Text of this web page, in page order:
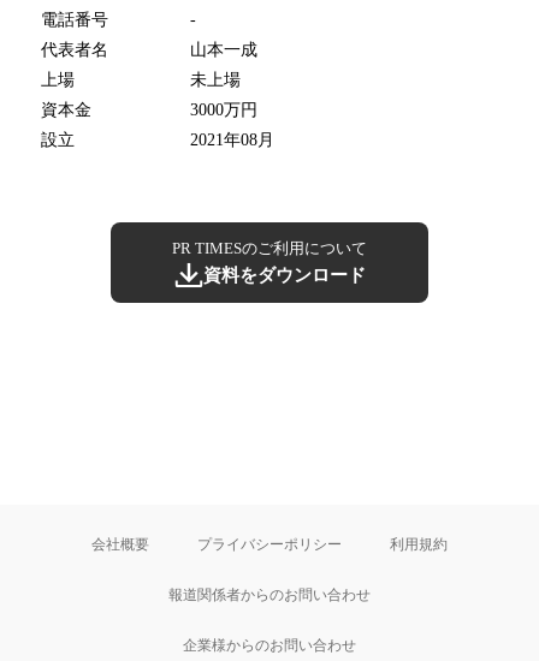
電話番号
-
代表者名
山本一成
上場
未上場
資本金
3000万円
設立
2021年08月
PR TIMESのご利用について
資料をダウンロード
会社概要 プライバシーポリシー 利用規約
報道関係者からのお問い合わせ
企業様からのお問い合わせ